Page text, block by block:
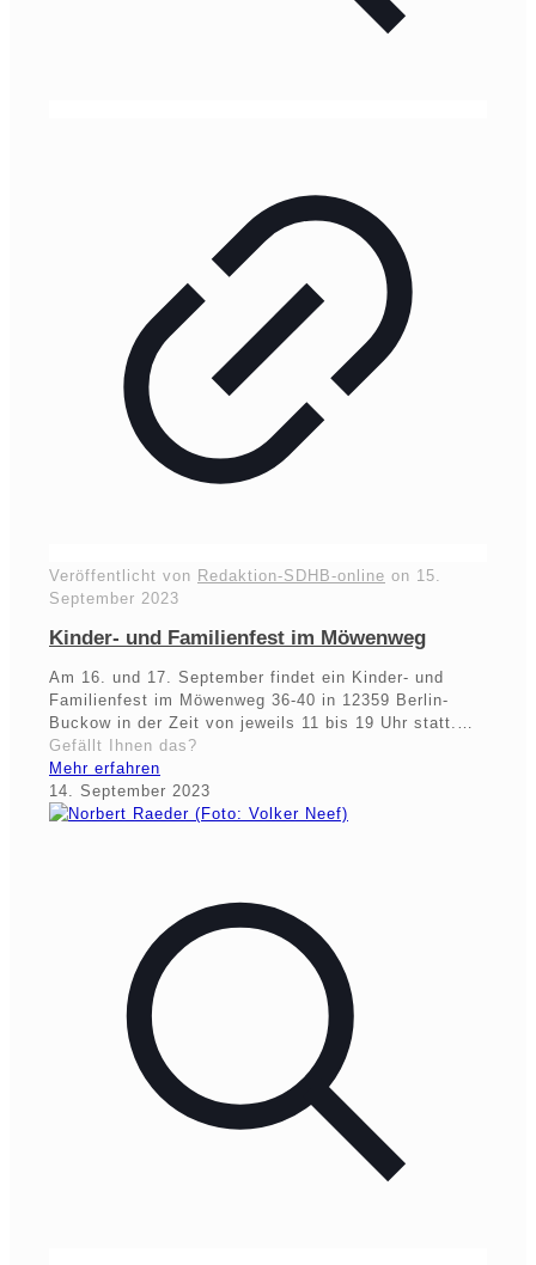
Veröffentlicht von Redaktion-SDHB-online on 15.
September 2023
Kinder- und Familienfest im Möwenweg
Am 16. und 17. September findet ein Kinder- und
Familienfest im Möwenweg 36-40 in 12359 Berlin-
Buckow in der Zeit von jeweils 11 bis 19 Uhr statt.…
Gefällt Ihnen das?
Mehr erfahren
14. September 2023